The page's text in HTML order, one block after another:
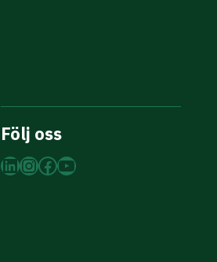
Följ oss
LinkedIn
Instagram
Facebook
YouTube